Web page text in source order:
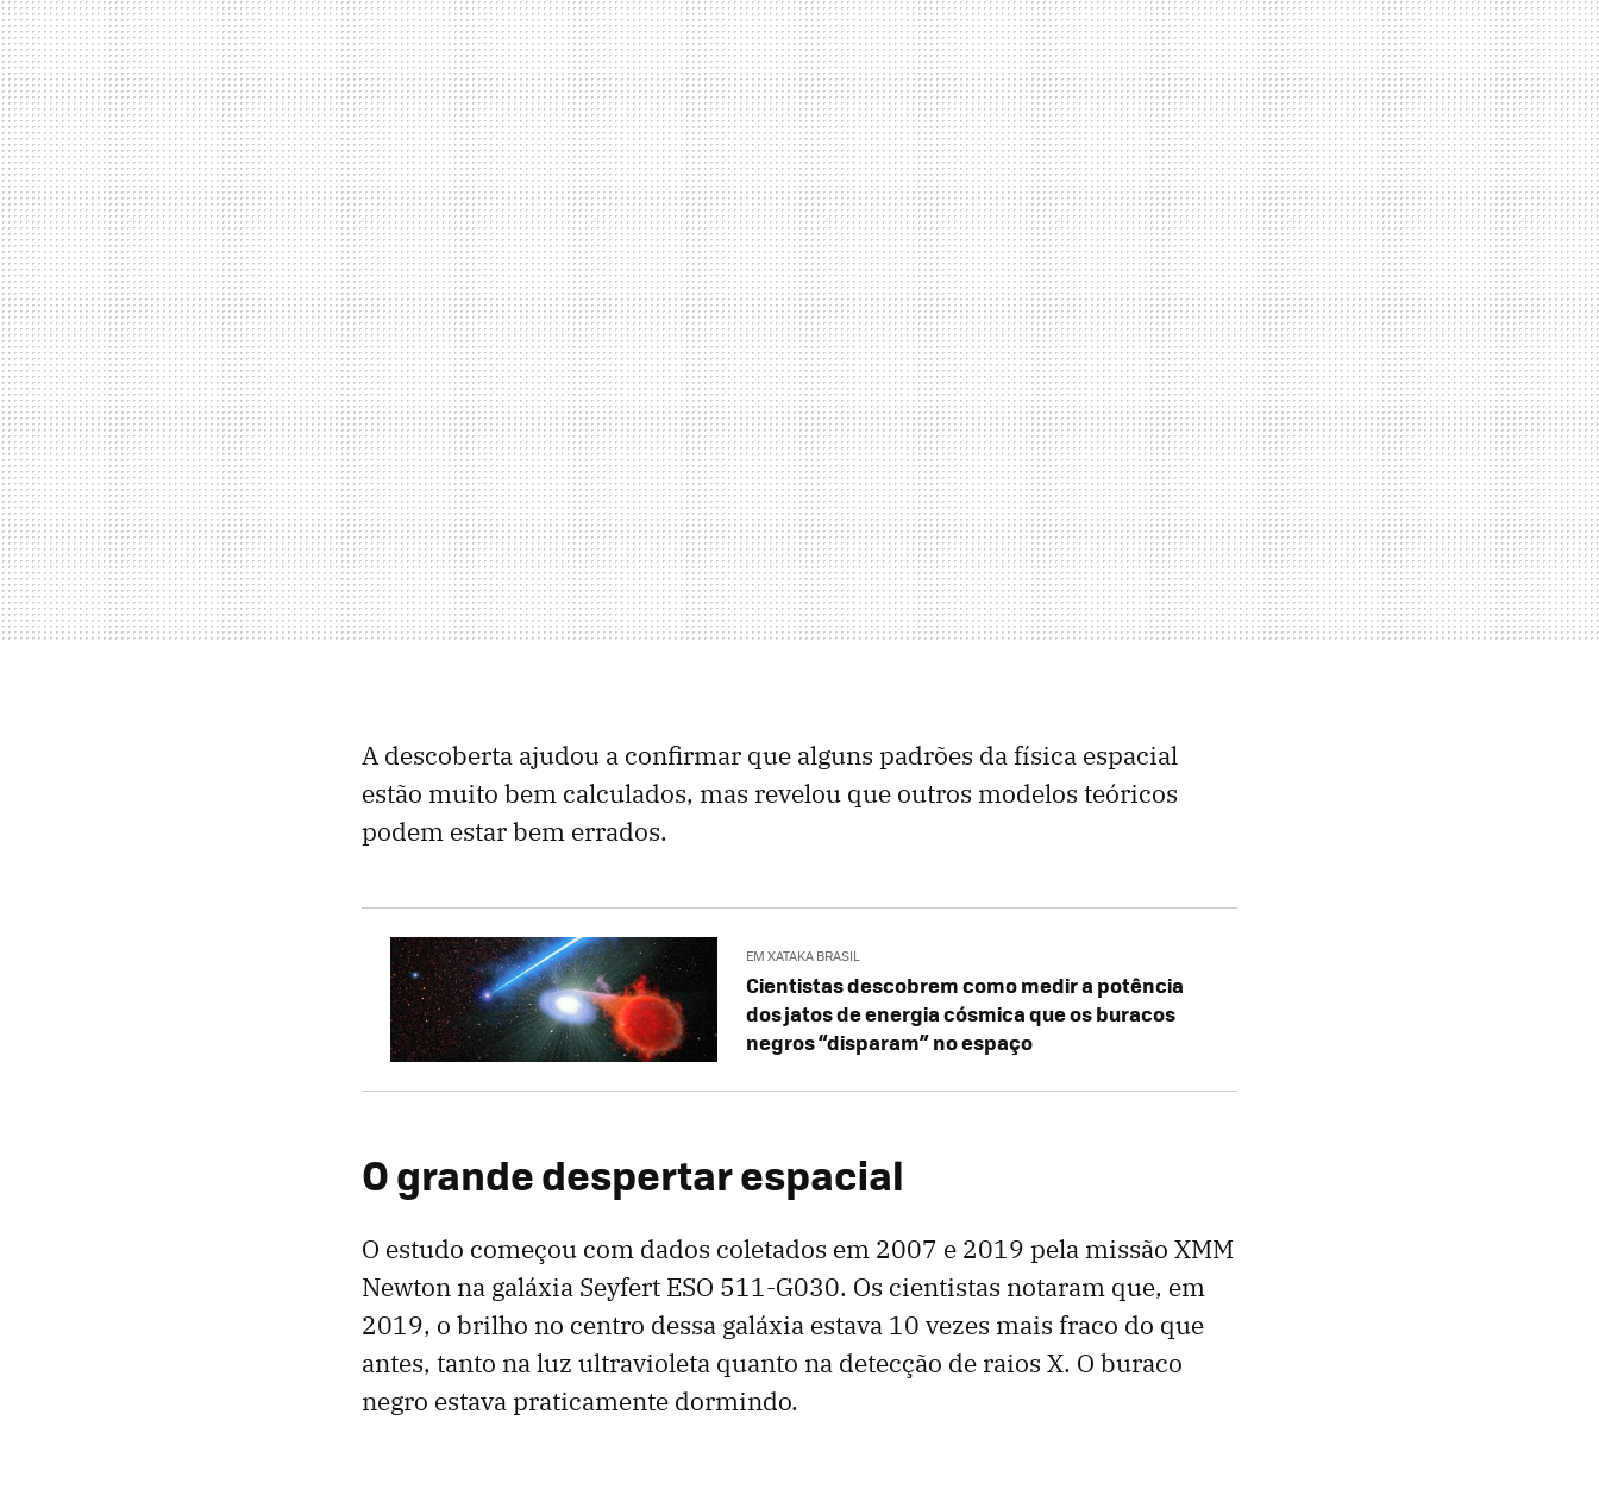
A descoberta ajudou a confirmar que alguns padrões da física espacial
estão muito bem calculados, mas revelou que outros modelos teóricos
podem estar bem errados.
EM XATAKA BRASIL
Cientistas descobrem como medir a potência
dos jatos de energia cósmica que os buracos
negros “disparam” no espaço
O grande despertar espacial
O estudo começou com dados coletados em 2007 e 2019 pela missão XMM
Newton na galáxia Seyfert ESO 511-G030. Os cientistas notaram que, em
2019, o brilho no centro dessa galáxia estava 10 vezes mais fraco do que
antes, tanto na luz ultravioleta quanto na detecção de raios X. O buraco
negro estava praticamente dormindo.